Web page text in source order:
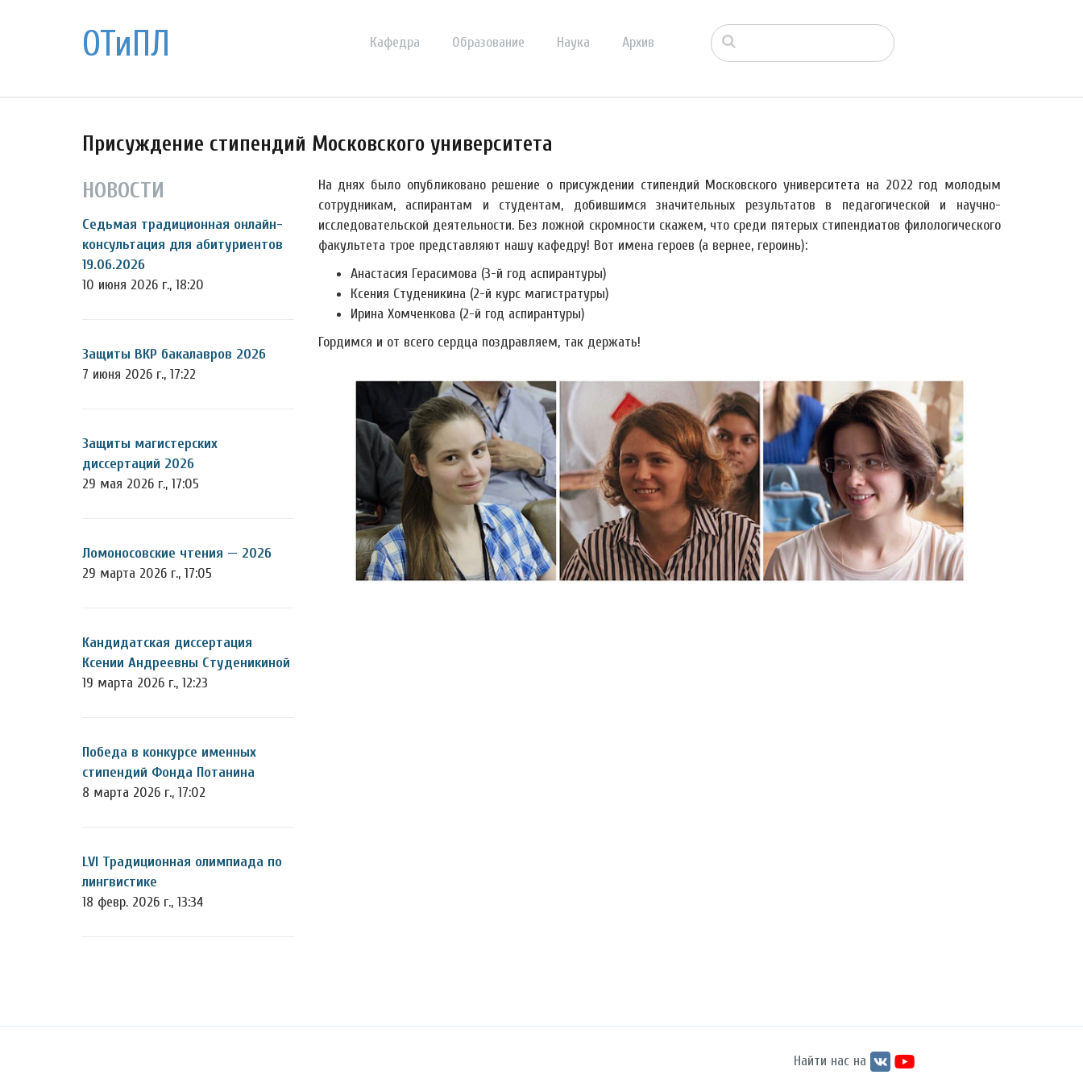
ОТиПЛ Кафедра Образование Наука Архив
Присуждение стипендий Московского университета
НОВОСТИ
Седьмая традиционная онлайн-
консультация для абитуриентов
19.06.2026
10 июня 2026 г., 18:20
Защиты ВКР бакалавров 2026
7 июня 2026 г., 17:22
Защиты магистерских
диссертаций 2026
29 мая 2026 г., 17:05
Ломоносовские чтения — 2026
29 марта 2026 г., 17:05
Кандидатская диссертация
Ксении Андреевны Студеникиной
19 марта 2026 г., 12:23
Победа в конкурсе именных
стипендий Фонда Потанина
8 марта 2026 г., 17:02
LVI Традиционная олимпиада по
лингвистике
18 февр. 2026 г., 13:34
На днях было опубликовано решение о присуждении стипендий Московского университета на 2022 год молодым
сотрудникам, аспирантам и студентам, добившимся значительных результатов в педагогической и научно-
исследовательской деятельности. Без ложной скромности скажем, что среди пятерых стипендиатов филологического
факультета трое представляют нашу кафедру! Вот имена героев (а вернее, героинь):
Анастасия Герасимова (3-й год аспирантуры)
Ксения Студеникина (2-й курс магистратуры)
Ирина Хомченкова (2-й год аспирантуры)
Гордимся и от всего сердца поздравляем, так держать!
Найти нас на